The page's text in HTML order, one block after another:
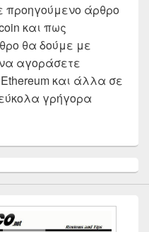
άρθρο
και πως
θα δούμε με
αγοράσετε
και άλλα σε
γρήγορα
2025 | Σύγκριση